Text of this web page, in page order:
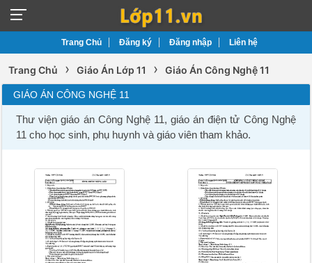
Trang Chủ Đăng ký Đăng nhập Liên hệ
Trang Chủ › Giáo Án Lớp 11 › Giáo Án Công Nghệ 11
GIÁO ÁN CÔNG NGHỆ 11
Thư viện giáo án Công Nghệ 11, giáo án điện tử Công Nghệ
11 cho học sinh, phụ huynh và giáo viên tham khảo.